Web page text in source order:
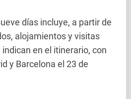
días incluye, a partir de
alojamientos y visitas
en el itinerario, con
y Barcelona el 23 de